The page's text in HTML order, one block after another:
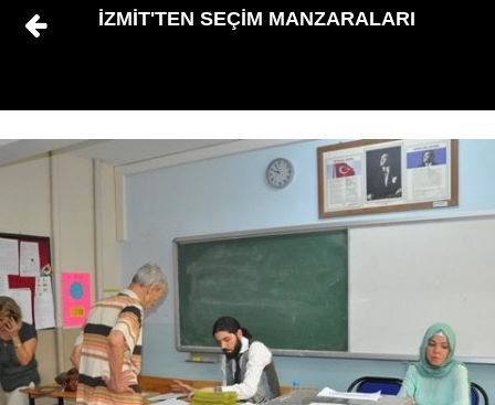
İZMİT'TEN SEÇİM MANZARALARI